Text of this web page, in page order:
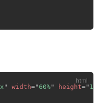
" width=" 60%" height=" 150px